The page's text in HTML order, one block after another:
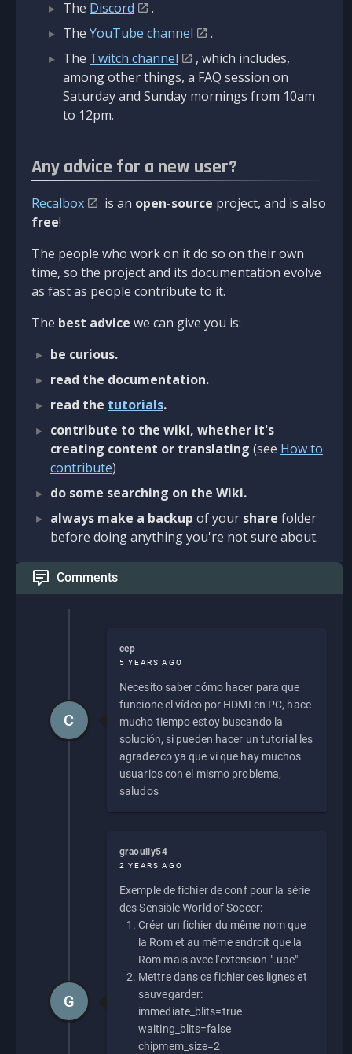
The Discord
.
The YouTube channel
.
The Twitch channel
, which includes,
among other things, a FAQ session on
Saturday and Sunday mornings from 10am
to 12pm.
Any advice for a new user?
Recalbox is an open-source project, and is also
free!
The people who work on it do so on their own
time, so the project and its documentation evolve
as fast as people contribute to it.
The best advice we can give you is:
be curious.
read the documentation.
read the tutorials.
contribute to the wiki, whether it's
creating content or translating (see How to
contribute)
do some searching on the Wiki.
always make a backup of your share folder
before doing anything you're not sure about.
Comments
cep
5 YEARS AGO
Necesito saber cómo hacer para que
funcione el vídeo por HDMI en PC, hace
mucho tiempo estoy buscando la
solución, si pueden hacer un tutorial les
agradezco ya que vi que hay muchos
usuarios con el mismo problema,
saludos
C
graoully54
2 YEARS AGO
Exemple de fichier de conf pour la série
des Sensible World of Soccer:
Créer un fichier du même nom que
la Rom et au même endroit que la
Rom mais avec l'extension ".uae"
Mettre dans ce fichier ces lignes et
sauvegarder:
immediate_blits=true
waiting_blits=false
chipmem_size=2
G